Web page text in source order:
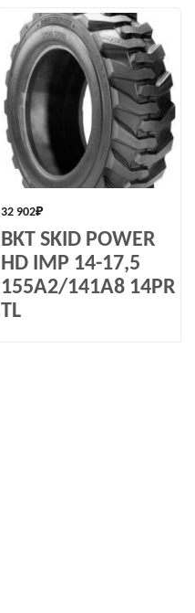
32 902₽
BKT SKID POWER
HD IMP 14-17,5
155A2/141A8 14PR
TL